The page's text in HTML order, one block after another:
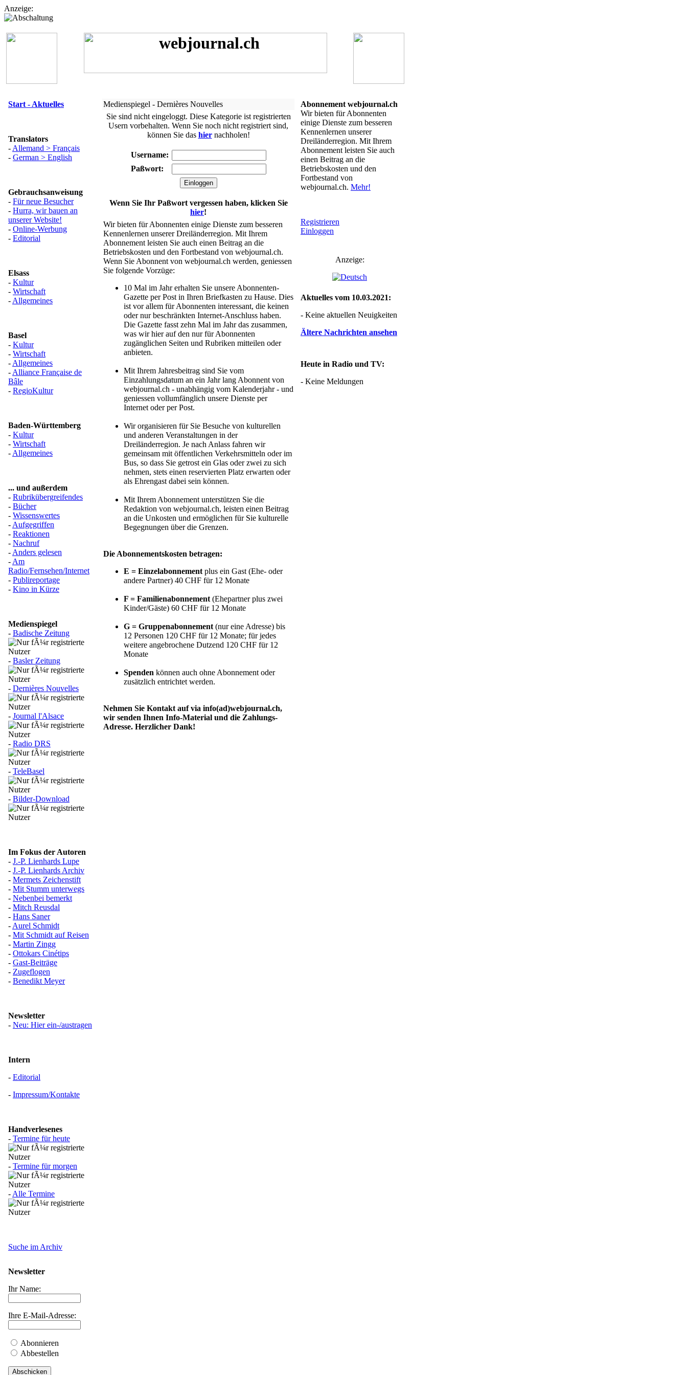
Anzeige:
Start - Aktuelles
Translators
- Allemand > Français
- German > English
Gebrauchsanweisung
- Für neue Besucher
- Hurra, wir bauen an
unserer Website!
- Online-Werbung
- Editorial
Elsass
- Kultur
- Wirtschaft
- Allgemeines
Basel
- Kultur
- Wirtschaft
- Allgemeines
- Alliance Française de
Bâle
- RegioKultur
Baden-Württemberg
- Kultur
- Wirtschaft
- Allgemeines
... und außerdem
- Rubrikübergreifendes
- Bücher
- Wissenswertes
- Aufgegriffen
- Reaktionen
- Nachruf
- Anders gelesen
- Am
Radio/Fernsehen/Internet
- Publireportage
- Kino in Kürze
Medienspiegel
- Badische Zeitung
- Basler Zeitung
- Dernières Nouvelles
- Journal l'Alsace
- Radio DRS
- TeleBasel
- Bilder-Download
Im Fokus der Autoren
- J.-P. Lienhards Lupe
- J.-P. Lienhards Archiv
- Mermets Zeichenstift
- Mit Stumm unterwegs
- Nebenbei bemerkt
- Mitch Reusdal
- Hans Saner
- Aurel Schmidt
- Mit Schmidt auf Reisen
- Martin Zingg
- Ottokars Cinétips
- Gast-Beiträge
- Zugeflogen
- Benedikt Meyer
Newsletter
- Neu: Hier ein-/austragen
Intern
- Editorial
- Impressum/Kontakte
Handverlesenes
- Termine für heute
- Termine für morgen
- Alle Termine
Suche im Archiv
Newsletter
Ihr Name:
Ihre E-Mail-Adresse:
Abonnieren
Abbestellen
Medienspiegel - Dernières Nouvelles
Sie sind nicht eingeloggt. Diese Kategorie ist registrierten
Usern vorbehalten. Wenn Sie noch nicht registriert sind,
können Sie das hiernachholen!
Username:
Paßwort:
Wenn Sie Ihr Paßwort vergessen haben, klicken Sie
hier!
Wir bieten für Abonnenten einige Dienste zum besseren
Kennenlernen unserer Dreiländerregion. Mit Ihrem
Abonnement leisten Sie auch einen Beitrag an die
Betriebskosten und den Fortbestand von webjournal.ch.
Wenn Sie Abonnent von webjournal.ch werden, geniessen
Sie folgende Vorzüge:
10 Mal im Jahr erhalten Sie unsere Abonnenten-
Gazette per Post in Ihren Briefkasten zu Hause. Dies
ist vor allem für Abonnenten interessant, die keinen
oder nur beschränkten Internet-Anschluss haben.
Die Gazette fasst zehn Mal im Jahr das zusammen,
was wir hier auf den nur für Abonnenten
zugänglichen Seiten und Rubriken mitteilen oder
anbieten.
Mit Ihrem Jahresbeitrag sind Sie vom
Einzahlungsdatum an ein Jahr lang Abonnent von
webjournal.ch - unabhängig vom Kalenderjahr - und
geniessen vollumfänglich unsere Dienste per
Internet oder per Post.
Wir organisieren für Sie Besuche von kulturellen
und anderen Veranstaltungen in der
Dreiländerregion. Je nach Anlass fahren wir
gemeinsam mit öffentlichen Verkehrsmitteln oder im
Bus, so dass Sie getrost ein Glas oder zwei zu sich
nehmen, stets einen reservierten Platz erwarten oder
als Ehrengast dabei sein können.
Mit Ihrem Abonnement unterstützen Sie die
Redaktion von webjournal.ch, leisten einen Beitrag
an die Unkosten und ermöglichen für Sie kulturelle
Begegnungen über die Grenzen.
Die Abonnementskosten betragen:
E = Einzelabonnement plus ein Gast (Ehe- oder
andere Partner) 40 CHF für 12 Monate
F = Familienabonnement (Ehepartner plus zwei
Kinder/Gäste) 60 CHF für 12 Monate
G = Gruppenabonnement (nur eine Adresse) bis
12 Personen 120 CHF für 12 Monate; für jedes
weitere angebrochene Dutzend 120 CHF für 12
Monate
Spenden können auch ohne Abonnement oder
zusätzlich entrichtet werden.
Nehmen Sie Kontakt auf via info(ad)webjournal.ch,
wir senden Ihnen Info-Material und die Zahlungs-
Adresse. Herzlicher Dank!
Abonnement webjournal.ch
Wir bieten für Abonnenten
einige Dienste zum besseren
Kennenlernen unserer
Dreiländerregion. Mit Ihrem
Abonnement leisten Sie auch
einen Beitrag an die
Betriebskosten und den
Fortbestand von
webjournal.ch. Mehr!
Registrieren
Einloggen
Anzeige:
Aktuelles vom 10.03.2021:
- Keine aktuellen Neuigkeiten
Ältere Nachrichten ansehen
Heute in Radio und TV:
- Keine Meldungen